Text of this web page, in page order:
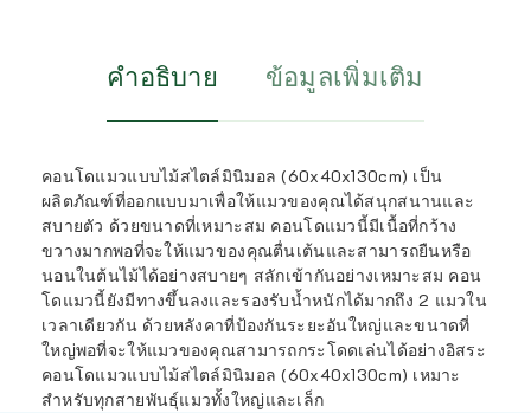
คำอธิบาย ข้อมูลเพิ่มเติม
คอนโดแมวแบบไม้สไตล์มินิมอล (60x40x130cm) เป็น
ผลิตภัณฑ์ที่ออกแบบมาเพื่อให้แมวของคุณได้สนุกสนานและ
สบายตัว ด้วยขนาดที่เหมาะสม คอนโดแมวนี้มีเนื้อที่กว้าง
ขวางมากพอที่จะให้แมวของคุณตื่นเต้นและสามารถยืนหรือ
นอนในต้นไม้ได้อย่างสบายๆ สลักเข้ากันอย่างเหมาะสม คอน
โดแมวนี้ยังมีทางขึ้นลงและรองรับน้ำหนักได้มากถึง 2 แมวใน
เวลาเดียวกัน ด้วยหลังคาที่ป้องกันระยะอันใหญ่และขนาดที่
ใหญ่พอที่จะให้แมวของคุณสามารถกระโดดเล่นได้อย่างอิสระ
คอนโดแมวแบบไม้สไตล์มินิมอล (60x40x130cm) เหมาะ
สำหรับทุกสายพันธุ์แมวทั้งใหญ่และเล็ก